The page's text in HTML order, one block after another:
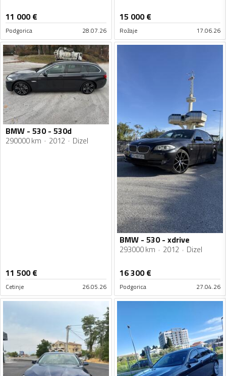
11 000€
Podgorica 28.07.26
15 000€
Rožaje 17.06.26
BMW - 530 - 530d
290000 km 2012 Dizel
11 500€
Cetinje 26.05.26
BMW - 530 - xdrive
293000 km 2012 Dizel
16 300€
Podgorica 27.04.26